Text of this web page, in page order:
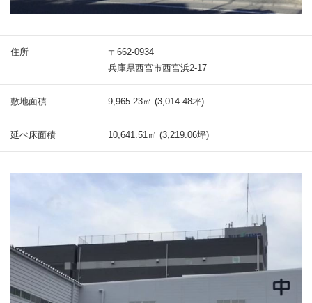
住所
〒662-0934
兵庫県西宮市西宮浜2-17
敷地面積 9,965.23㎡ (3,014.48坪)
延べ床面積 10,641.51㎡ (3,219.06坪)